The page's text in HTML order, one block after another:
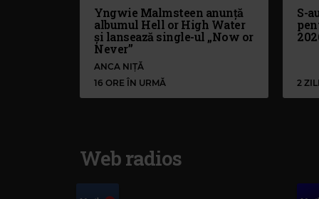
Yngwie Malmsteen anunță
albumul Hell or High Water
și lansează single-ul „Now or
Never”
ANCA NIȚĂ
16 ORE ÎN URMĂ
S-
2
Web radios